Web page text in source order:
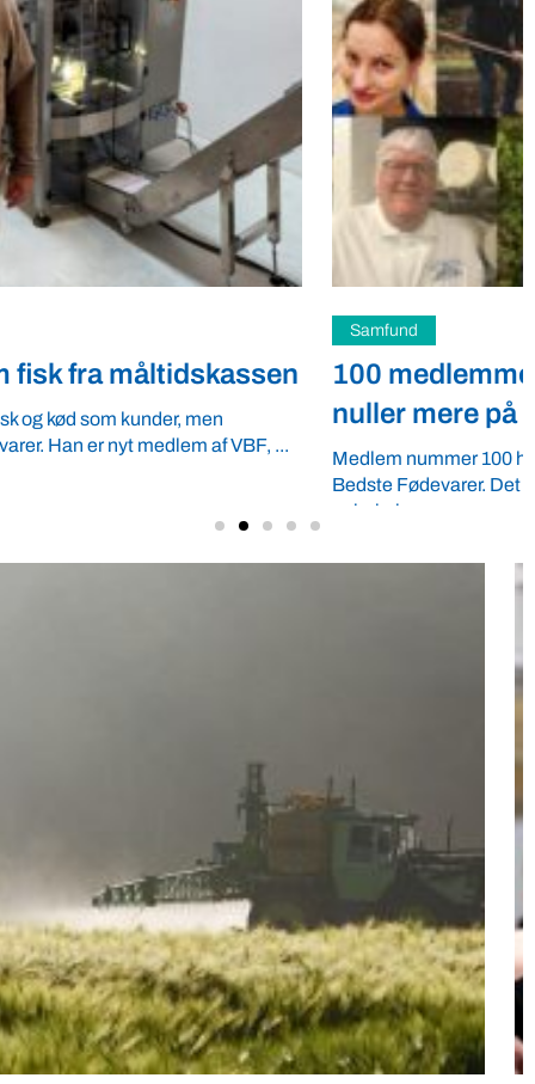
100 medlemmer nået – VBF vil have tre
nuller mere på
Medlem nummer 100 har netop meldt sig ind i Verdens
Bedste Fødevarer. Det vidner om en flot og voksende